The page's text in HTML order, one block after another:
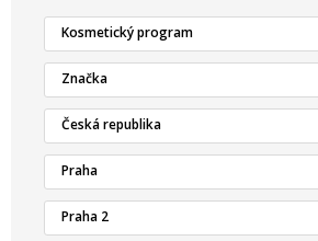
Kosmetický program
Značka
Česká republika
Praha
Praha 2